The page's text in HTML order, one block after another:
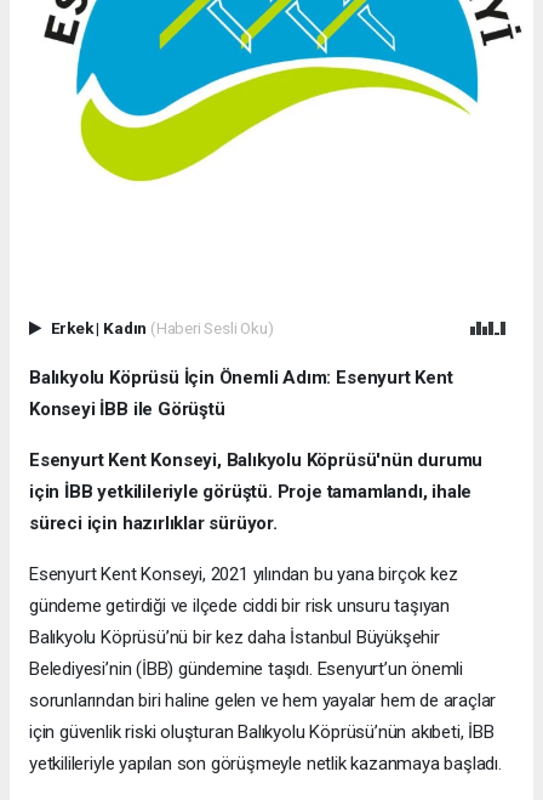
Erkek| Kadın (Haberi Sesli Oku)
Balıkyolu Köprüsü İçin Önemli Adım: Esenyurt Kent
Konseyi İBB ile Görüştü
Esenyurt Kent Konseyi, Balıkyolu Köprüsü'nün durumu
için İBB yetkilileriyle görüştü. Proje tamamlandı, ihale
süreci için hazırlıklar sürüyor.
Esenyurt Kent Konseyi, 2021 yılından bu yana birçok kez
gündeme getirdiği ve ilçede ciddi bir risk unsuru taşıyan
Balıkyolu Köprüsü’nü bir kez daha İstanbul Büyükşehir
Belediyesi’nin (İBB) gündemine taşıdı. Esenyurt’un önemli
sorunlarından biri haline gelen ve hem yayalar hem de araçlar
için güvenlik riski oluşturan Balıkyolu Köprüsü’nün akıbeti, İBB
yetkilileriyle yapılan son görüşmeyle netlik kazanmaya başladı.